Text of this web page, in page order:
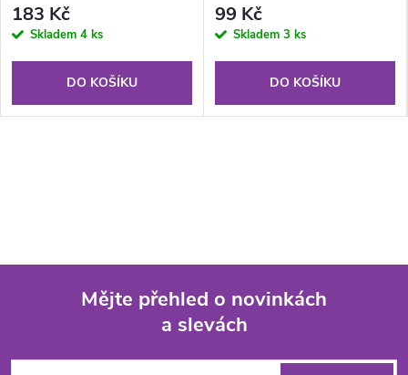
183 Kč
Skladem 4 ks
DO KOŠÍKU
99 Kč
Skladem 3 ks
DO KOŠÍKU
Mějte přehled o novinkách
a slevách